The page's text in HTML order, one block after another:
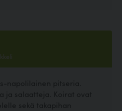
napolilainen pitseria.
ja salaatteja. Koirat ovat
sekä takapihan